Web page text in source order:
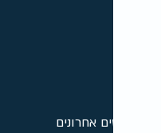
פוסטים אחרונים